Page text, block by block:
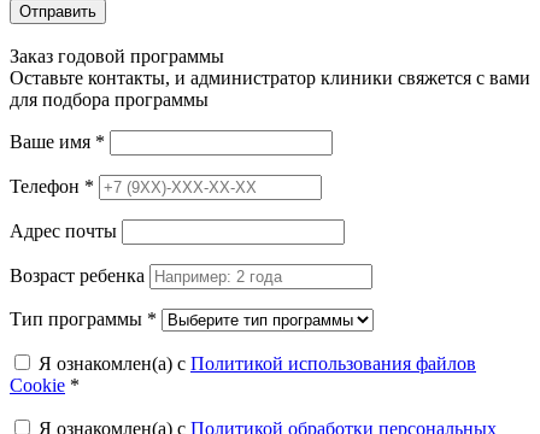
Отправить
Заказ годовой программы
Оставьте контакты, и администратор клиники свяжется с вами
для подбора программы
Ваше имя *
Телефон *
Адрес почты
Возраст ребенка
Тип программы *
Я ознакомлен(а) с Политикой использования файлов
Cookie *
Я ознакомлен(а) с Политикой обработки персональных